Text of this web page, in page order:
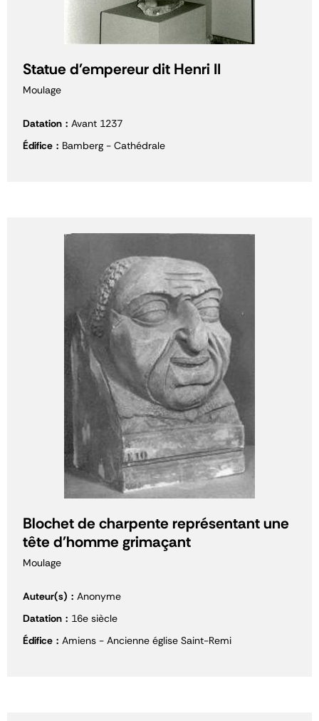
Statue d'empereur dit Henri II
Moulage
Datation
Avant 1237
Édifice
Bamberg - Cathédrale
Blochet de charpente représentant une
tête d'homme grimaçant
Moulage
Auteur(s)
Anonyme
Datation
16e siècle
Édifice
Amiens - Ancienne église Saint-Remi